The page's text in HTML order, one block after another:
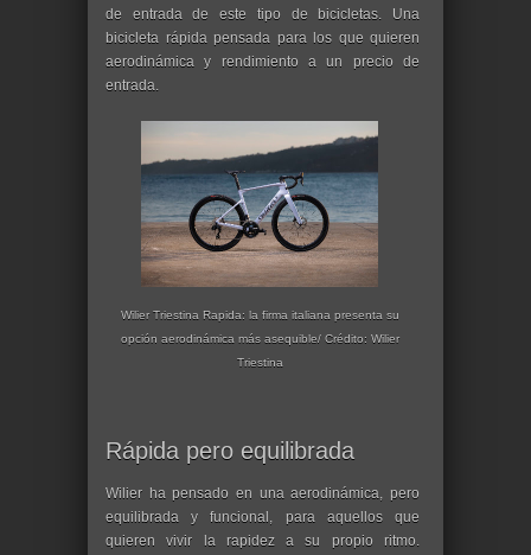
de entrada de este tipo de bicicletas. Una
bicicleta rápida pensada para los que quieren
aerodinámica y rendimiento a un precio de
entrada.
Wilier Triestina Rapida: la firma italiana presenta su
opción aerodinámica más asequible/ Crédito: Wilier
Triestina
Rápida pero equilibrada
Wilier ha pensado en una aerodinámica, pero
equilibrada y funcional, para aquellos que
quieren vivir la rapidez a su propio ritmo.